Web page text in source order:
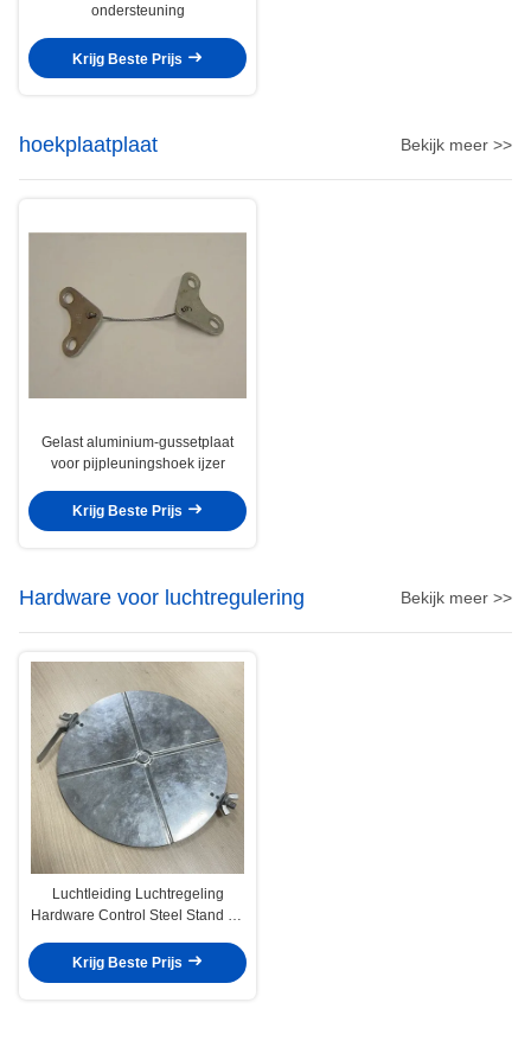
ondersteuning
Krijg Beste Prijs
hoekplaatplaat Bekijk meer >>
Gelast aluminium-gussetplaat
voor pijpleuningshoek ijzer
Krijg Beste Prijs
Hardware voor luchtregulering Bekijk meer >>
Luchtleiding Luchtregeling
Hardware Control Steel Stand Off
Dampers
Krijg Beste Prijs